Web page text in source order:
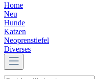
Home
Neu
Hunde
Katzen
Neoprenstiefel
Diverses